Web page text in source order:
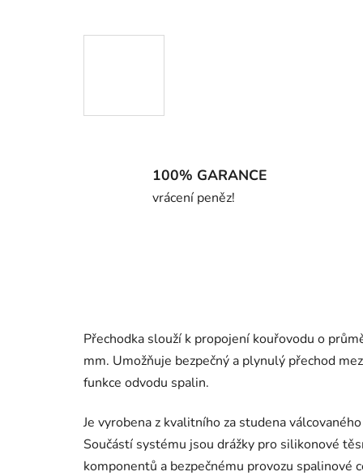
100% GARANCE
vrácení peněz!
Přechodka slouží k propojení kouřovodu o
mm. Umožňuje bezpečný a plynulý přechod
funkce odvodu spalin.
Je vyrobena z kvalitního za studena
Součástí systému jsou drážky pro silikonové
komponentů a bezpečnému provozu spalinové